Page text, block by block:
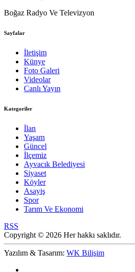
Boğaz Radyo Ve Televizyon
Sayfalar
İletişim
Künye
Foto Galeri
Videolar
Canlı Yayın
Kategoriler
İlan
Yaşam
Güncel
İlçemiz
Ayvacık Belediyesi
Siyaset
Köyler
Asayiş
Spor
Tarım Ve Ekonomi
RSS
Copyright © 2026 Her hakkı saklıdır.
Yazılım & Tasarım: WK Bilişim